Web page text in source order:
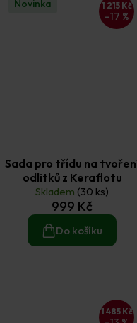
Novinka 1 215 Kč
–17 %
Sada pro třídu na
odlitků z Keraflotu
Skladem (30 ks)
999 Kč
Do košíku
1 485 Kč